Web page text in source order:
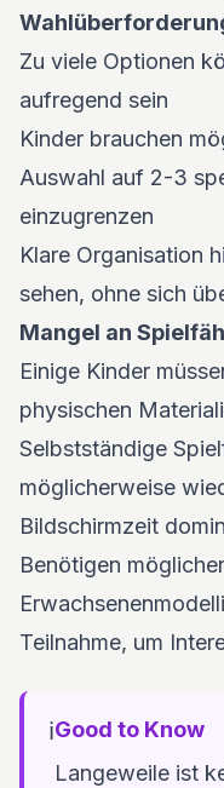
Zu viele Optionen
aufregend sein
Kinder brauchen
Auswahl auf 2-3
einzugrenzen
Klare Organisation
sehen, ohne sich
Mangel an
Einige Kinder
physischen
Selbstständige
möglicherweise
Bildschirmzeit
Benötigen
Teilnahme, um
ℹ️Good to Know
Langeweile ist